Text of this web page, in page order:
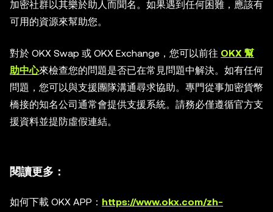
加密社群以其樂於助人而聞名。如果遇到任何困難，應該有
可用的資源來幫助您。
對於 OKX Swap 或 OKX Exchange，您可以前往 OKX 幫
助中心來檢查您的問題是否已在常見問題中解決。如有任何
問題，您可以與支援團隊溝通尋求協助。專門從事加密貨幣
橋接的知名公司通常會提供支援系統。請務必僅遵循官方支
援資料並提防虛假連結。
閱讀更多：
如何下載 OKX APP： https://www.okx.com/zh-